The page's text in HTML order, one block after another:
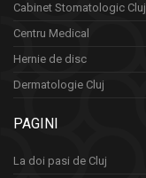
Cabinet Stomatologic Cluj
Centru Medical
Hernie de disc
Dermatologie Cluj
PAGINI
La doi pasi de Cluj